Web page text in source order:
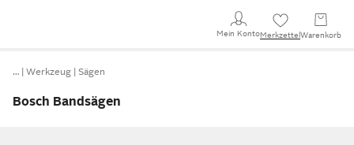
Mein KontoMerkzettel Warenkorb
… Werkzeug Sägen
Bosch Bandsägen